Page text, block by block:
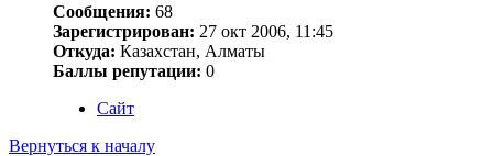
Сообщения: 68
Зарегистрирован: 27 окт 2006, 11:45
Откуда: Казахстан, Алматы
Баллы репутации: 0
Сайт
Вернуться к началу